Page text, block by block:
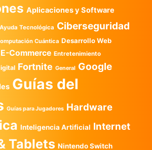
Aplicaciones y Software
Ayuda Tecnológica Ciberseguridad
Cuántica Desarrollo Web
E-Commerce Entretenimiento
Fortnite General Google
Guías del
Guías para Jugadores Hardware
Inteligencia Artificial Internet
Tablets Nintendo Switch